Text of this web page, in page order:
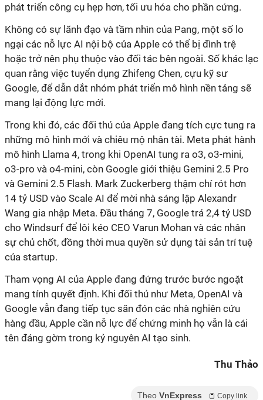
phát triển công cụ hẹp hơn, tối ưu hóa cho phần cứng.
Không có sự lãnh đạo và tầm nhìn của Pang, một số lo
ngại các nỗ lực AI nội bộ của Apple có thể bị đình trệ
hoặc trở nên phụ thuộc vào đối tác bên ngoài. Số khác lạc
quan rằng việc tuyển dụng Zhifeng Chen, cựu kỹ sư
Google, để dẫn dắt nhóm phát triển mô hình nền tảng sẽ
mang lại động lực mới.
Trong khi đó, các đối thủ của Apple đang tích cực tung ra
những mô hình mới và chiêu mộ nhân tài. Meta phát hành
mô hình Llama 4, trong khi OpenAI tung ra o3, o3‑mini,
o3‑pro và o4‑mini, còn Google giới thiệu Gemini 2.5 Pro
và Gemini 2.5 Flash. Mark Zuckerberg thậm chí rót hơn
14 tỷ USD vào Scale AI để mời nhà sáng lập Alexandr
Wang gia nhập Meta. Đầu tháng 7, Google trả 2,4 tỷ USD
cho Windsurf để lôi kéo CEO Varun Mohan và các nhân
sự chủ chốt, đồng thời mua quyền sử dụng tài sản trí tuệ
của startup.
Tham vọng AI của Apple đang đứng trước bước ngoặt
mang tính quyết định. Khi đối thủ như Meta, OpenAI và
Google vẫn đang tiếp tục săn đón các nhà nghiên cứu
hàng đầu, Apple cần nỗ lực để chứng minh họ vẫn là cái
tên đáng gờm trong kỷ nguyên AI tạo sinh.
Thu Thảo
Theo VnExpress Copy link